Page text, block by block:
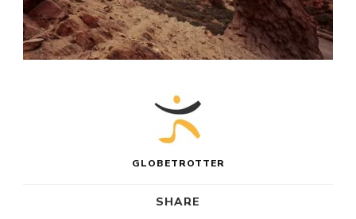
GLOBETROTTER
SHARE